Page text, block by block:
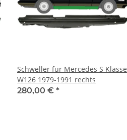
Schweller für Mercedes S Klasse
W126 1979-1991 rechts
280,00 € *